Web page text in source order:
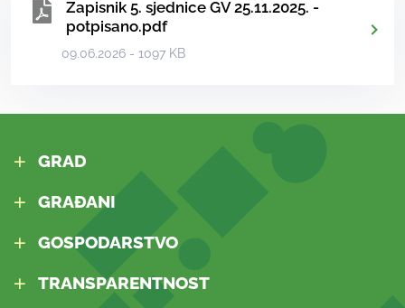
Zapisnik 5. sjednice GV 25.11.2025. -
potpisano.pdf
09.06.2026 - 1097 KB
GRAD
GRAĐANI
GOSPODARSTVO
TRANSPARENTNOST